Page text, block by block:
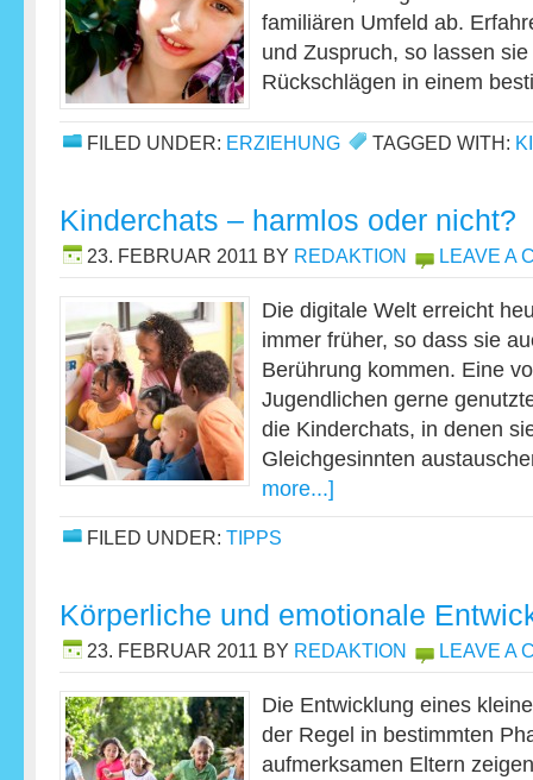
familiären Umfeld ab.
und Zuspruch, so lassen
Rückschlägen in einem
FILED UNDER: ERZIEHUNG TAGGED WITH:
Kinderchats – harmlos oder nicht?
23. FEBRUAR 2011 BY REDAKTION LEAVE A
Die digitale Welt erreicht
immer früher, so dass sie
Berührung kommen. Eine
Jugendlichen gerne
die Kinderchats, in denen
Gleichgesinnten
more...]
FILED UNDER: TIPPS
Körperliche und emotionale
23. FEBRUAR 2011 BY REDAKTION LEAVE A
Die Entwicklung eines
der Regel in bestimmten
aufmerksamen Eltern